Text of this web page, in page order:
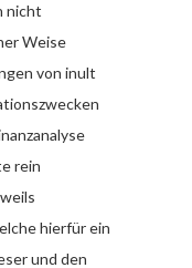
nicht
Weise
von inult
rein
hierfür ein
und den